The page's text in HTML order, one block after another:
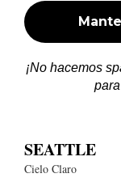
¡No hacemos
SEATTLE
Cielo Claro